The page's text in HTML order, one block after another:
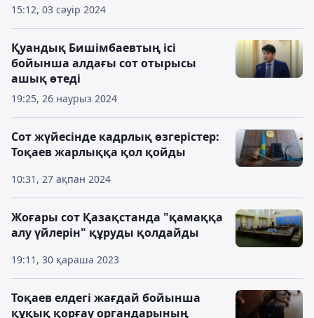
15:12, 03 сәуір 2024
19:25, 26 наурыз 2024
Қуандық Бишімбаевтың ісі
бойынша алдағы сот отырысы
ашық өтеді
10:31, 27 ақпан 2024
Сот жүйесінде кадрлық өзгерістер:
Тоқаев жарлыққа қол қойды
19:11, 30 қараша 2023
Жоғары сот Қазақстанда "қамаққа
алу үйлерін" құруды қолдайды
Тоқаев елдегі жағдай бойынша
құқық қорғау органдарының